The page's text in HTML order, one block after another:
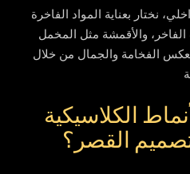
نختار بعناية المواد الفاخرة
والأقمشة مثل المخمل
الفخامة والجمال من خلال
الكلاسيكية
القصر؟